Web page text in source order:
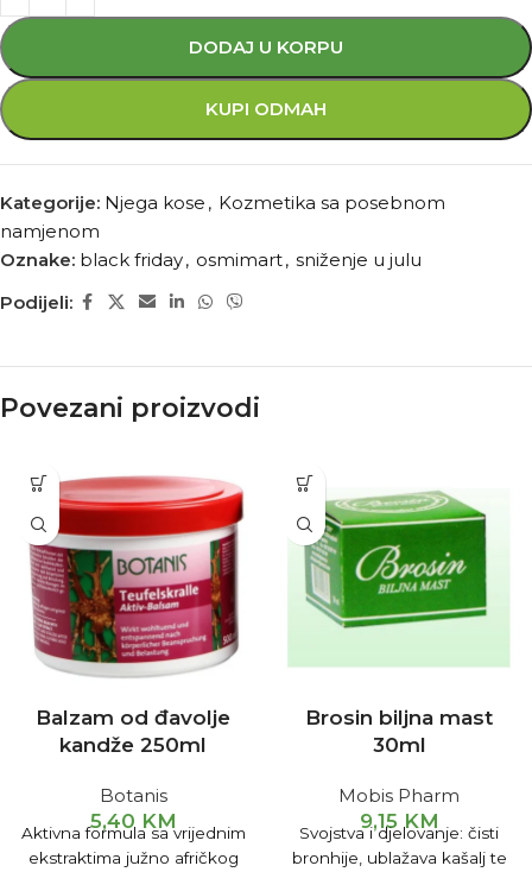
DODAJ U KORPU
KUPI ODMAH
Kategorije: Njega kose , Kozmetika sa posebnom
namjenom
Oznake: black friday, osmimart, sniženje u julu
Podijeli:
Povezani proizvodi
Balzam od đavolje
kandže 250ml
Botanis
5,40 KM
Aktivna formula sa vrijednim
ekstraktima južno afričkog
Brosin biljna mast
30ml
Mobis Pharm
9,15 KM
Svojstva i djelovanje: čisti
bronhije, ublažava kašalj te